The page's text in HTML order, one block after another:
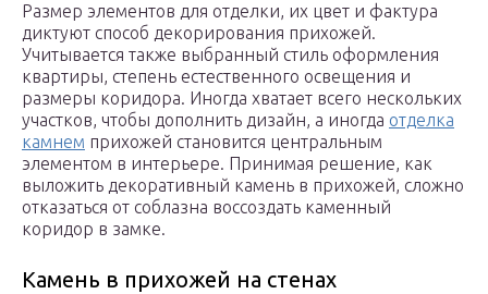
Размер элементов для отделки, их цвет и фактура
диктуют способ декорирования прихожей.
Учитывается также выбранный стиль оформления
квартиры, степень естественного освещения и
размеры коридора. Иногда хватает всего нескольких
участков, чтобы дополнить дизайн, а иногда отделка
камнем прихожей становится центральным
элементом в интерьере. Принимая решение, как
выложить декоративный камень в прихожей, сложно
отказаться от соблазна воссоздать каменный
коридор в замке.
Камень в прихожей на стенах